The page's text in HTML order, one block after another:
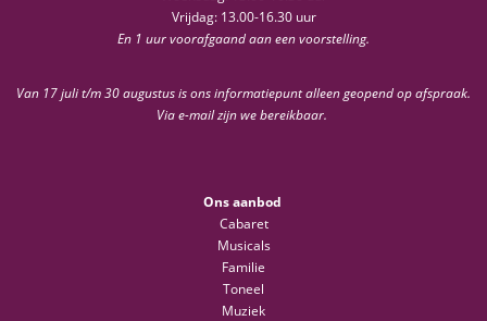
Vrijdag: 13.00-16.30 uur
En 1 uur voorafgaand aan een voorstelling.
Van 17 juli t/m 30 augustus is ons informatiepunt alleen geopend op afspraak.
Via e-mail zijn we bereikbaar.
Ons aanbod
Cabaret
Musicals
Familie
Toneel
Muziek